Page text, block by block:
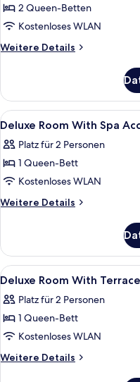
2 Queen-Betten
Kostenloses WLAN
Weitere Details
Weitere
Alle
Fotos
für
Deluxe
Room
With
anzeigen
6
Deluxe Room With Spa
Platz für 2 Personen
1 Queen-Bett
Kostenloses WLAN
Weitere Details
Weitere
Room
With
Spa
Alle
Fotos
für
Deluxe
Room
With
4
Deluxe Room With
Platz für 2 Personen
1 Queen-Bett
Kostenloses WLAN
Weitere Details
Weitere